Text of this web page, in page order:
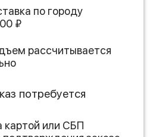
по городу
₽
рассчитывается
потребуется
картой или СБП